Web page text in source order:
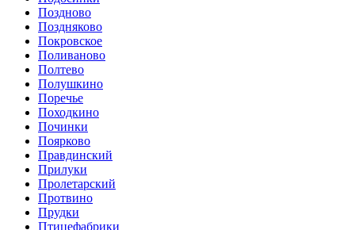
Поздново
Поздняково
Покровское
Поливаново
Полтево
Полушкино
Поречье
Походкино
Починки
Поярково
Правдинский
Прилуки
Пролетарский
Протвино
Прудки
Птицефабрики